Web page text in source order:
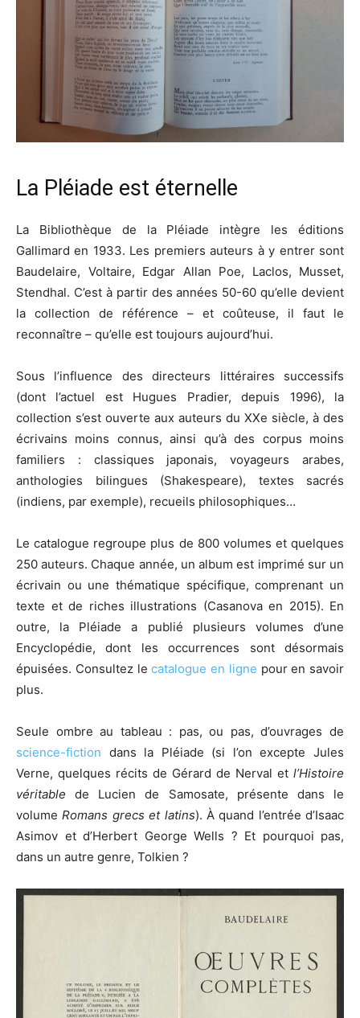
La Pléiade est éternelle
La Bibliothèque de la Pléiade intègre les éditions
Gallimard en 1933. Les premiers auteurs à y entrer sont
Baudelaire, Voltaire, Edgar Allan Poe, Laclos, Musset,
Stendhal. C’est à partir des années 50-60 qu’elle devient
la collection de référence – et coûteuse, il faut le
reconnaître – qu’elle est toujours aujourd’hui.
Sous l’influence des directeurs littéraires successifs
(dont l’actuel est Hugues Pradier, depuis 1996), la
collection s’est ouverte aux auteurs du XXe siècle, à des
écrivains moins connus, ainsi qu’à des corpus moins
familiers : classiques japonais, voyageurs arabes,
anthologies bilingues (Shakespeare), textes sacrés
(indiens, par exemple), recueils philosophiques…
Le catalogue regroupe plus de 800 volumes et quelques
250 auteurs. Chaque année, un album est imprimé sur un
écrivain ou une thématique spécifique, comprenant un
texte et de riches illustrations (Casanova en 2015). En
outre, la Pléiade a publié plusieurs volumes d’une
Encyclopédie, dont les occurrences sont désormais
épuisées. Consultez lecatalogue en ligne pour en savoir
plus.
Seule ombre au tableau : pas, ou pas, d’ouvrages de
science-fiction dans la Pléiade (si l’on excepte Jules
Verne, quelques récits de Gérard de Nerval et l’Histoire
véritable de Lucien de Samosate, présente dans le
volumeRomans grecs et latins). À quand l’entrée d’Isaac
Asimov et d’Herbert George Wells ? Et pourquoi pas,
dans un autre genre, Tolkien ?